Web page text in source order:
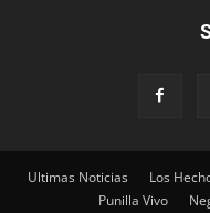
Ultimas Noticias Los
Punilla Vivo